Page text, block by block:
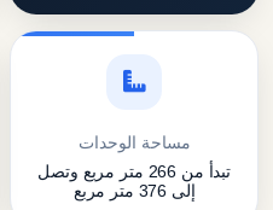
مساحة الوحدات
تبدأ من 266 متر مربع وتصل
إلى 376 متر مربع